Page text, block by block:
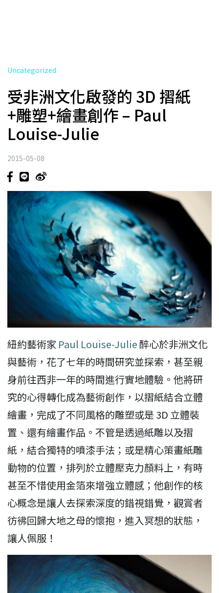
Uncategorized
受非洲文化啟發的 3D 摺紙
+雕塑+繪畫創作 – Paul
Louise-Julie
2015-05-08
紐約藝術家 Paul Louise-Julie醉心於非洲文化
與藝術，花了七年的時間研究並探索，甚至親
身前往西非一年的時間進行實地體驗。他將研
究的心得轉化成為藝術創作，以摺紙結合立體
繪畫，完成了不同風格的雕塑或是 3D 立體裝
置、還有繪畫作品。不管是透過紙雕以及摺
紙，結合獨特的噴漆手法；或是精心策畫紙雕
動物的位置，排列於立體壓克力顏料上，有時
甚至不惜使用金箔來增強立體感；他創作的核
心概念是讓人去探索深度的錯視錯覺，觀賞者
彷彿回歸大地之母的懷抱，進入冥想的狀態，
讓人佩服！